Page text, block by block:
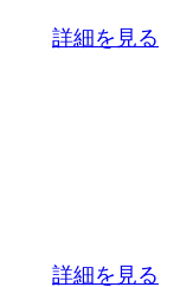
詳細を見る
詳細を見る